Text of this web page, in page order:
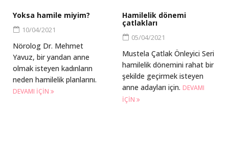
Yoksa hamile miyim?
10/04/2021
Nörolog Dr. Mehmet
Yavuz, bir yandan anne
olmak isteyen kadınların
neden hamilelik planlarını.
DEVAMI IÇIN
Hamilelik dönemi
çatlakları
05/04/2021
Mustela Çatlak Önleyici Seri
hamilelik dönemini rahat bir
şekilde geçirmek isteyen
anne adayları için. DEVAMI
IÇIN